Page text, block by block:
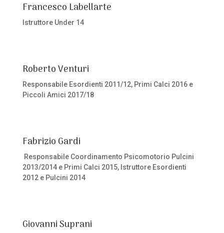
Francesco Labellarte
Istruttore Under 14
Roberto Venturi
Responsabile Esordienti 2011/12, Primi Calci 2016 e
Piccoli Amici 2017/18
Fabrizio Gardi
Responsabile Coordinamento Psicomotorio Pulcini
2013/2014 e Primi Calci 2015, Istruttore Esordienti
2012 e Pulcini 2014
Giovanni Suprani